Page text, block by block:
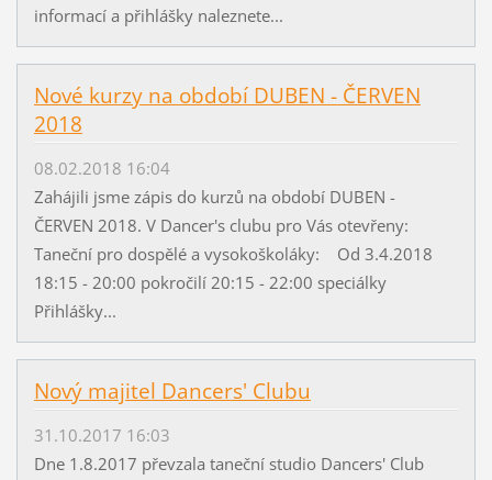
informací a přihlášky naleznete...
Nové kurzy na období DUBEN - ČERVEN
2018
08.02.2018 16:04
Zahájili jsme zápis do kurzů na období DUBEN -
ČERVEN 2018. V Dancer's clubu pro Vás otevřeny:
Taneční pro dospělé a vysokoškoláky: Od 3.4.2018
18:15 - 20:00 pokročilí 20:15 - 22:00 speciálky
Přihlášky...
Nový majitel Dancers' Clubu
31.10.2017 16:03
Dne 1.8.2017 převzala taneční studio Dancers' Club